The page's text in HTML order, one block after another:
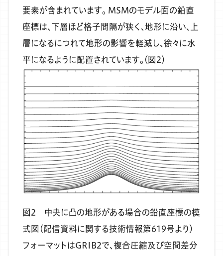
要素が含まれています。 MSMのモデル面の鉛直
座標は、下層ほど格子間隔が狭く、地形に沿い、上
層になるにつれて地形の影響を軽減し、徐々に水
平になるように配置されています。（図2）
図2 中央に凸の地形がある場合の鉛直座標の模
式図（配信資料に関する技術情報第619号より）
フォーマットはGRIB2で、複合圧縮及び空間差分